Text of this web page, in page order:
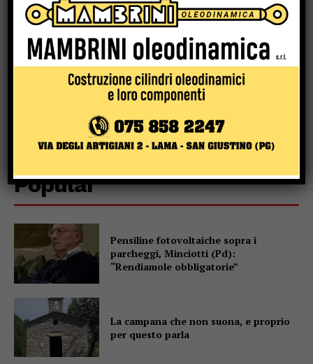
Popular
Pensiline fotovoltaiche sopra i
parcheggi, Minciotti (Pd):
“Rendiamole obbligatorie”
La campana che non suona, e proprio
per questo parla